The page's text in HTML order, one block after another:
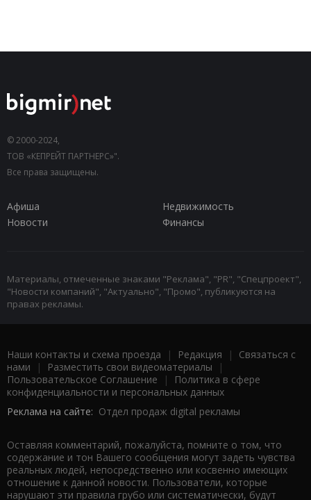
© 2000-2024,
ТОВ «КЕПРЕЙТ ПАРТНЕРС»".
Все права защищены.
Афиша
Недвижимость
Новости
Финансы
Материалы, отмеченные знаками "Реклама", "PR", "Спецпроект",
"Новости компаний", "Актуально", "Промо", публикуются на
правах рекламы.
Наши контакты и схема проезда | Редакция | Связаться с
нами | Разместить свои видеоматериалы |
Пользовательское Соглашение |
Политика в сфере
конфиденциальности и персональных данных
Реклама на сайте: Отдел продаж digital рекламы
Оставляя комментарий, пожалуйста, помните о том, что
содержание и тон Вашего сообщения могут задеть чувства
реальных людей, непосредственно или косвенно имеющих
отношение к данной новости. Пользователи, которые
нарушают эти правила грубо или систематически, будут